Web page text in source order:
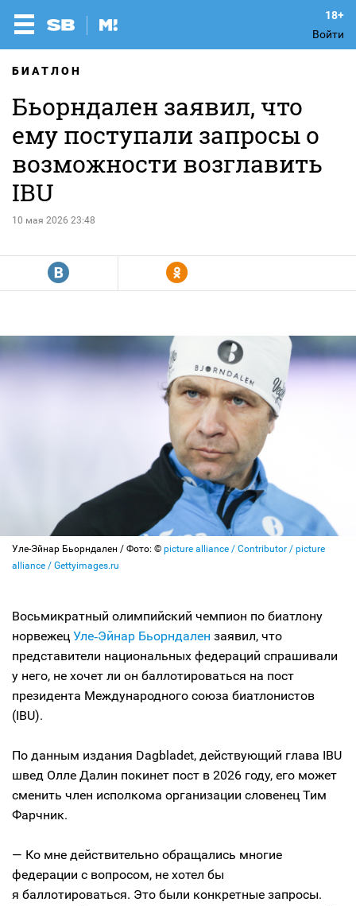
Войти
БИАТЛОН
Бьорндален заявил, что
ему поступали запросы о
возможности возглавить
IBU
10 мая 2026 23:48
R Y
Уле-Эйнар Бьорндален / Фото: © picture alliance / Contributor / picture
alliance / Gettyimages.ru
Восьмикратный олимпийский чемпион по биатлону
норвежец Уле‑Эйнар Бьорндален заявил, что
представители национальных федераций спрашивали
у него, не хочет ли он баллотироваться на пост
президента Международного союза биатлонистов
(IBU).
По данным издания Dagbladet, действующий глава IBU
швед Олле Далин покинет пост в 2026 году, его может
сменить член исполкома организации словенец Тим
Фарчник.
— Ко мне действительно обращались многие
федерации с вопросом, не хотел бы
я баллотироваться. Это были конкретные запросы.